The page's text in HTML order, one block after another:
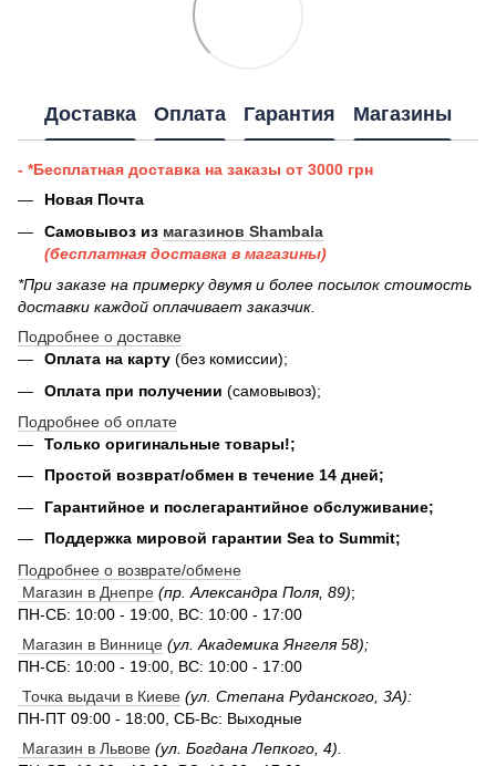
Доставка Оплата Гарантия Магазины
- *Бесплатная доставка на заказы от 3000 грн
Новая Почта
Самовывоз из магазинов Shambala
(бесплатная доставка в магазины)
*При заказе на примерку двумя и более посылок стоимость
доставки каждой оплачивает заказчик.
Подробнее о доставке
Оплата на карту (без комиссии);
Оплата при получении (самовывоз);
Подробнее об оплате
Только оригинальные товары!;
Простой возврат/обмен в течение 14 дней;
Гарантийное и послегарантийное обслуживание;
Поддержка мировой гарантии Sea to Summit;
Подробнее о возврате/обмене
Магазин в Днепре (пр. Александра Поля, 89);
ПН-СБ: 10:00 - 19:00, ВС: 10:00 - 17:00
Магазин в Виннице (ул. Академика Янгеля 58);
ПН-СБ: 10:00 - 19:00, ВС: 10:00 - 17:00
Точка выдачи в Киеве (ул. Степана Руданского, 3А):
ПН-ПТ 09:00 - 18:00, СБ-Вс: Выходные
Магазин в Львове (ул. Богдана Лепкого, 4).